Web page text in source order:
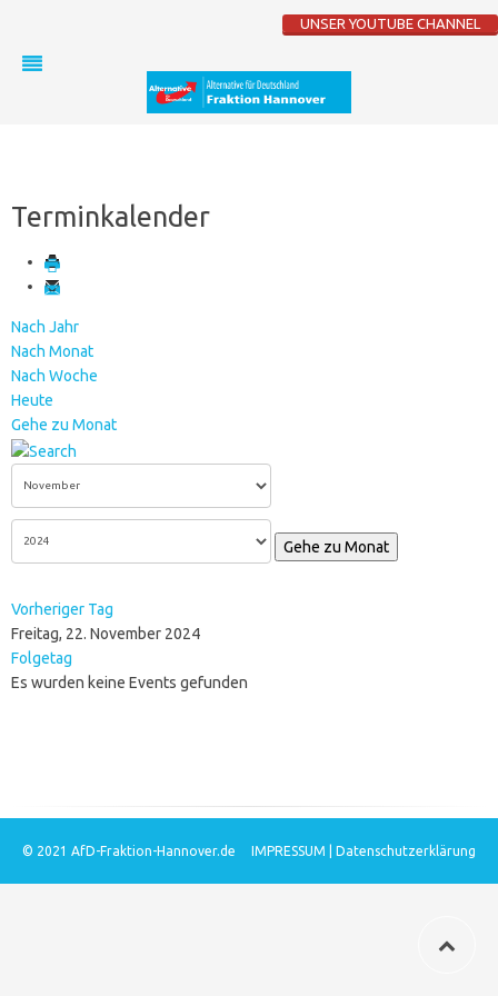
UNSER YOUTUBE CHANNEL
Terminkalender
Nach Jahr
Nach Monat
Nach Woche
Heute
Gehe zu Monat
Gehe zu Monat
Vorheriger Tag
Freitag, 22. November 2024
Folgetag
Es wurden keine Events gefunden
© 2021 AfD-Fraktion-Hannover.de IMPRESSUM Datenschutzerklärung